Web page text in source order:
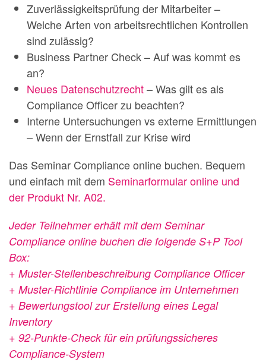
Zuverlässigkeitsprüfung der Mitarbeiter –
Welche Arten von arbeitsrechtlichen Kontrollen
sind zulässig?
Business Partner Check – Auf was kommt es
an?
Neues Datenschutzrecht– Was gilt es als
Compliance Officer zu beachten?
Interne Untersuchungen vs externe Ermittlungen
– Wenn der Ernstfall zur Krise wird
Das Seminar Compliance online buchen. Bequem
und einfach mit dem Seminarformular online und
der Produkt Nr. A02.
Jeder Teilnehmer erhält mit dem Seminar
Compliance online buchen die folgende S+P Tool
Box:
+ Muster-Stellenbeschreibung Compliance Officer
+ Muster-Richtlinie Compliance im Unternehmen
+ Bewertungstool zur Erstellung eines Legal
Inventory
+ 92-Punkte-Check für ein prüfungssicheres
Compliance-System